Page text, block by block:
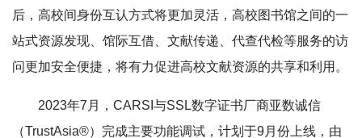
后，高校间身份互认方式将更加灵活，高校图书馆之间的一
站式资源发现、馆际互借、文献传递、代查代检等服务的访
问更加安全便捷，将有力促进高校文献资源的共享和利用。
2023年7月，CARSI与SSL数字证书厂商亚数诚信
（TrustAsia®）完成主要功能调试，计划于9月份上线，由